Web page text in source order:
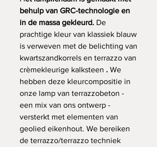
behulp van GRC-technologie en
in de massa gekleurd. De
prachtige kleur van klassiek blauw
is verweven met de belichting van
kwartszandkorrels en terrazzo van
crèmekleurige kalksteen . We
hebben deze kleurcompositie in
onze lamp van terrazzobeton -
een mix van ons ontwerp -
versterkt met elementen van
geolied eikenhout. We bereiken
de terrazzo/terrazzo techniek